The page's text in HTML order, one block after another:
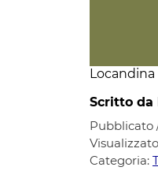
Scritto da
Pubblicato
Visualizzato
Categoria: